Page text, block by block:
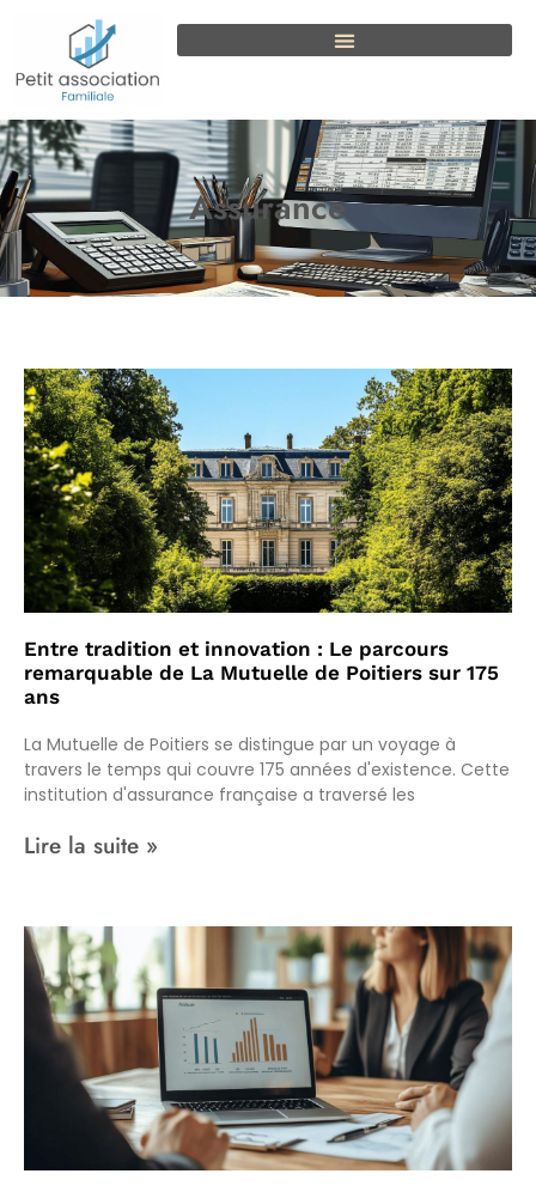
Assurance
Entre tradition et innovation : Le parcours
remarquable de La Mutuelle de Poitiers sur 175
ans
La Mutuelle de Poitiers se distingue par un voyage à
travers le temps qui couvre 175 années d'existence. Cette
institution d'assurance française a traversé les
Lire la suite »